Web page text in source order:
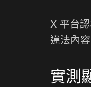
X 平台
違法內容
實測